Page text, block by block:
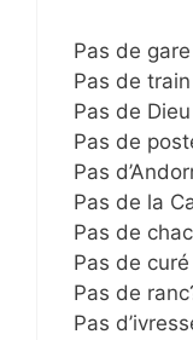
Pas de
Pas de
Pas de
Pas de
Pas
Pas de la
Pas de
Pas de
Pas de
Pas